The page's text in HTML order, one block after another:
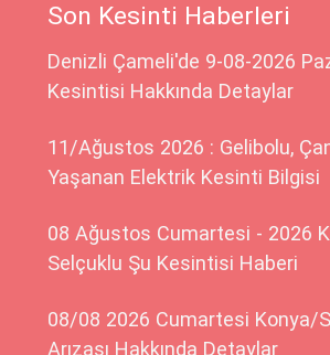
Son Kesinti Haberleri
Denizli Çameli'de 9-08-2026
Kesintisi Hakkında Detaylar
11/Ağustos 2026 : Gelibolu,
Yaşanan Elektrik Kesinti Bilgisi
08 Ağustos Cumartesi - 2026
Selçuklu Şu Kesintisi Haberi
08/08 2026 Cumartesi Konya/
Arızası Hakkında Detaylar